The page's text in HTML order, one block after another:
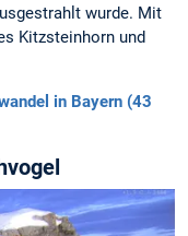
wurde. Mit
Kitzsteinhorn und
in Bayern (43